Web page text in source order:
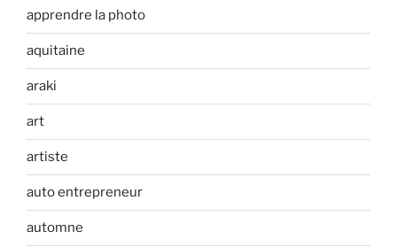
apprendre la photo
aquitaine
araki
art
artiste
auto entrepreneur
automne